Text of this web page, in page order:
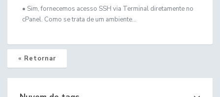
• Sim, fornecemos acesso SSH via Terminal diretamente no
cPanel. Como se trata de um ambiente...
« Retornar